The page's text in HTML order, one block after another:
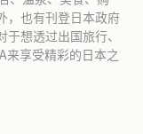
，也有刊登日本政府
想透过出国旅行、
来享受精彩的日本之